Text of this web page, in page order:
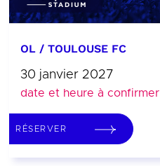
OL / TOULOUSE FC
30 janvier 2027
date et heure à confirmer
RÉSERVER